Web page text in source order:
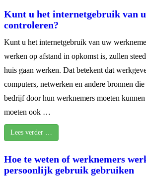
Kunt u het internetgebruik van
controleren?
Kunt u het internetgebruik van uw
werken op afstand in opkomst is, zullen
huis gaan werken. Dat betekent dat
computers, netwerken en andere bronnen
bedrijf door hun werknemers moeten
moeten ook …
Lees verder …
Hoe te weten of werknemers
persoonlijk gebruik gebruiken